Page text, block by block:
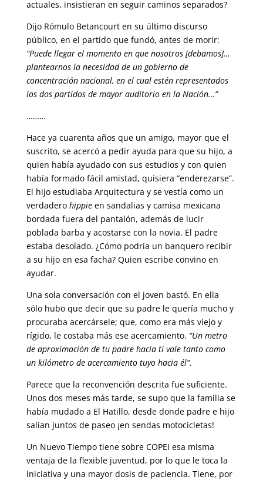
actuales, insistieran en seguir caminos separados?
Dijo Rómulo Betancourt en su último discurso
público, en el partido que fundó, antes de morir:
“Puede llegar el momento en que nosotros [debamos]…
plantearnos la necesidad de un gobierno de
concentración nacional, en el cual estén representados
los dos partidos de mayor auditorio en la Nación…”
………
Hace ya cuarenta años que un amigo, mayor que el
suscrito, se acercó a pedir ayuda para que su hijo, a
quien había ayudado con sus estudios y con quien
había formado fácil amistad, quisiera “enderezarse”.
El hijo estudiaba Arquitectura y se vestía como un
verdadero hippieen sandalias y camisa mexicana
bordada fuera del pantalón, además de lucir
poblada barba y acostarse con la novia. El padre
estaba desolado. ¿Cómo podría un banquero recibir
a su hijo en esa facha? Quien escribe convino en
ayudar.
Una sola conversación con el joven bastó. En ella
sólo hubo que decir que su padre le quería mucho y
procuraba acercársele; que, como era más viejo y
rígido, le costaba más ese acercamiento. “Un metro
de aproximación de tu padre hacia ti vale tanto como
un kilómetro de acercamiento tuyo hacia él”.
Parece que la reconvención descrita fue suficiente.
Unos dos meses más tarde, se supo que la familia se
había mudado a El Hatillo, desde donde padre e hijo
salían juntos de paseo ¡en sendas motocicletas!
Un Nuevo Tiempo tiene sobre COPEI esa misma
ventaja de la flexible juventud, por lo que le toca la
iniciativa y una mayor dosis de paciencia. Tiene, por